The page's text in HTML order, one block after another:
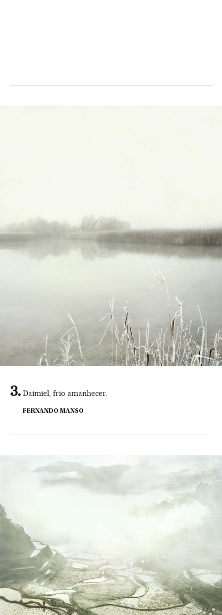
Daimiel, frio amanhecer.
FERNANDO MANSO